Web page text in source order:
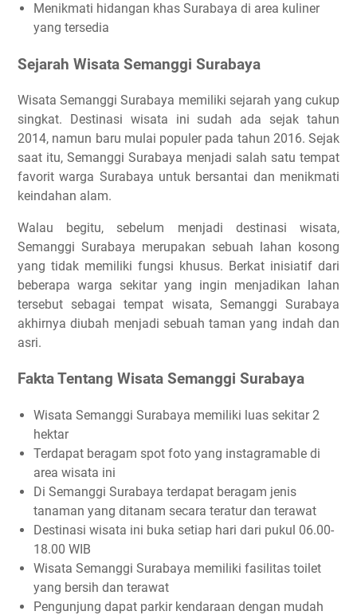
Menikmati hidangan khas Surabaya di area kuliner
yang tersedia
Sejarah Wisata Semanggi Surabaya
Wisata Semanggi Surabaya memiliki sejarah yang cukup
singkat. Destinasi wisata ini sudah ada sejak tahun
2014, namun baru mulai populer pada tahun 2016. Sejak
saat itu, Semanggi Surabaya menjadi salah satu tempat
favorit warga Surabaya untuk bersantai dan menikmati
keindahan alam.
Walau begitu, sebelum menjadi destinasi wisata,
Semanggi Surabaya merupakan sebuah lahan kosong
yang tidak memiliki fungsi khusus. Berkat inisiatif dari
beberapa warga sekitar yang ingin menjadikan lahan
tersebut sebagai tempat wisata, Semanggi Surabaya
akhirnya diubah menjadi sebuah taman yang indah dan
asri.
Fakta Tentang Wisata Semanggi Surabaya
Wisata Semanggi Surabaya memiliki luas sekitar 2
hektar
Terdapat beragam spot foto yang instagramable di
area wisata ini
Di Semanggi Surabaya terdapat beragam jenis
tanaman yang ditanam secara teratur dan terawat
Destinasi wisata ini buka setiap hari dari pukul 06.00-
18.00 WIB
Wisata Semanggi Surabaya memiliki fasilitas toilet
yang bersih dan terawat
Pengunjung dapat parkir kendaraan dengan mudah